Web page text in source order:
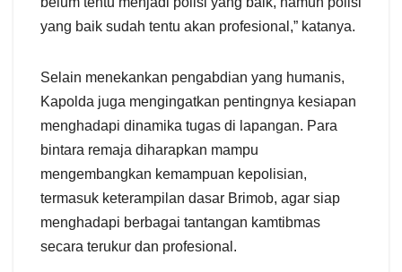
yang baik sudah tentu akan profesional,” katanya.
Selain menekankan pengabdian yang humanis,
Kapolda juga mengingatkan pentingnya kesiapan
menghadapi dinamika tugas di lapangan. Para
bintara remaja diharapkan mampu
mengembangkan kemampuan kepolisian,
termasuk keterampilan dasar Brimob, agar siap
menghadapi berbagai tantangan kamtibmas
secara terukur dan profesional.